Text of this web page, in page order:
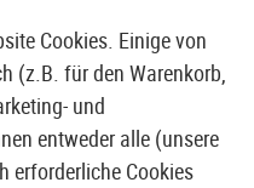
& GROßHÄNDLER
Cookies. Einige von
(z.B. für den Warenkorb,
und
entweder alle (unsere
erforderliche Cookies